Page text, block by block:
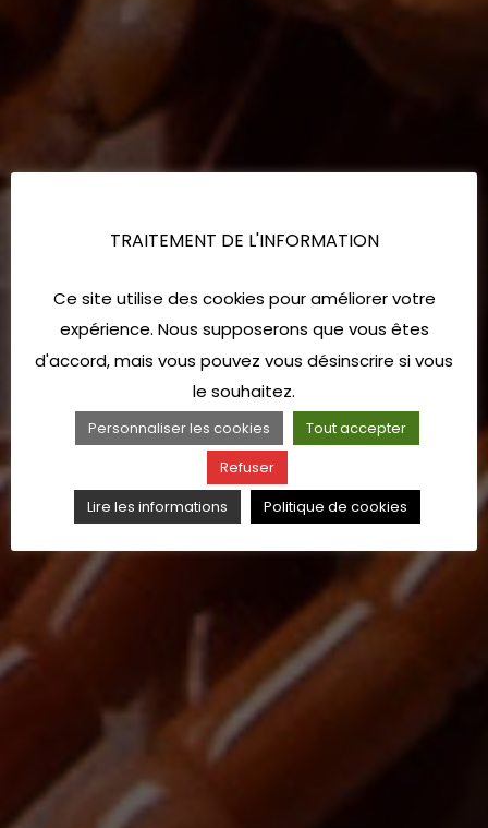
TRAITEMENT DE L'INFORMATION
Ce site utilise des cookies pour améliorer votre
expérience. Nous supposerons que vous êtes
d'accord, mais vous pouvez vous désinscrire si vous
le souhaitez.
Personnaliser les cookies
Tout accepter
Refuser
Lire les informations
Politique de cookies